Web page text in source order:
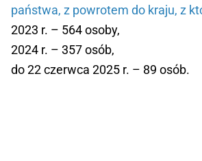
państwa, z powrotem do kraju, z
2023 r. – 564 osoby,
2024 r. – 357 osób,
do 22 czerwca 2025 r. – 89 osób.